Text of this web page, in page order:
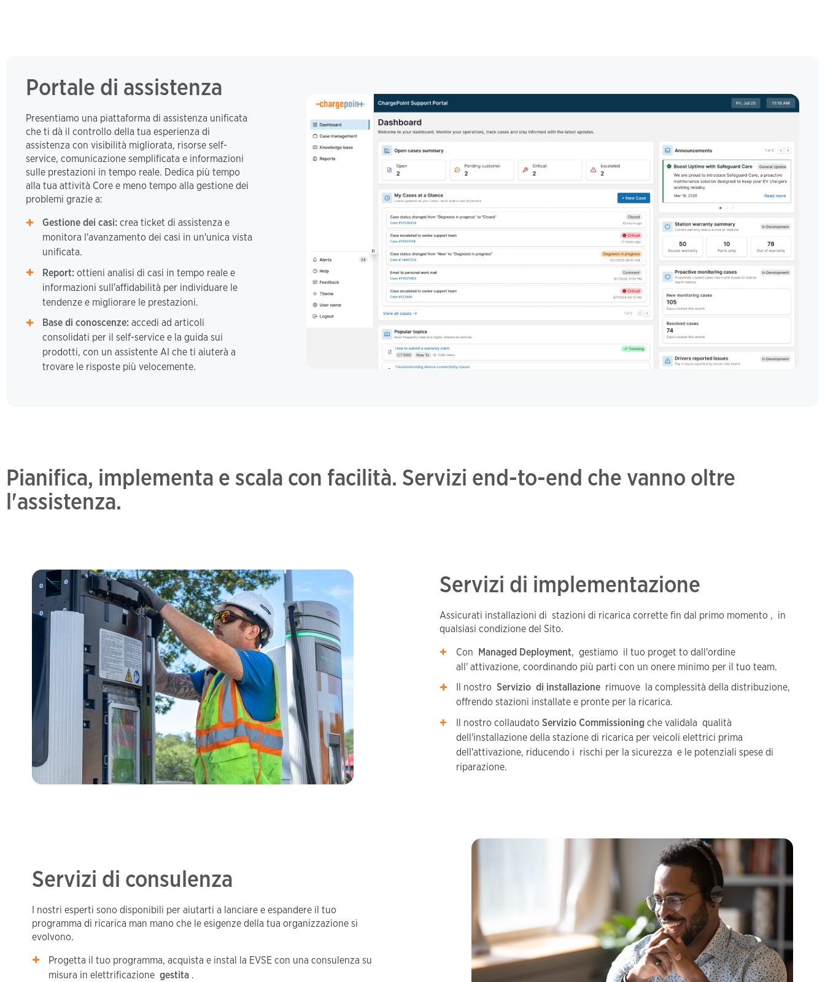
Portale di assistenza
Presentiamo una piattaforma di assistenza unificata
che ti dà il controllo della tua esperienza di
assistenza con visibilità migliorata, risorse self-
service, comunicazione semplificata e informazioni
sulle prestazioni in tempo reale. Dedica più tempo
alla tua attività Core e meno tempo alla gestione dei
problemi grazie a:
Gestione dei casi:crea ticket di assistenza e
monitora l'avanzamento dei casi in un'unica vista
unificata.
Report:ottieni analisi di casi in tempo reale e
informazioni sull'affidabilità per individuare le
tendenze e migliorare le prestazioni.
Base di conoscenze:accedi ad articoli
consolidati per il self-service e la guida sui
prodotti, con un assistente AI che ti aiuterà a
trovare le risposte più velocemente.
Pianifica, implementa e scala con facilità. Servizi end-to-end che vanno oltre
l'assistenza.
Servizi di implementazione
Assicurati installazioni di stazioni di ricarica corrette fin dal primo momento , in
qualsiasi condizione del Sito.
Con Managed Deployment, gestiamo il tuo proget to dall'ordine
all' attivazione, coordinando più parti con un onere minimo per il tuo team.
Il nostroServizio di installazione rimuove la complessità della distribuzione,
offrendo stazioni installate e pronte per la ricarica.
Il nostro collaudatoServizio Commissioning che validala qualità
dell'installazione della stazione di ricarica per veicoli elettrici prima
dell'attivazione, riducendo i rischi per la sicurezza e le potenziali spese di
riparazione.
Servizi di consulenza
I nostri esperti sono disponibili per aiutarti a lanciare e espandere il tuo
programma di ricarica man mano che le esigenze della tua organizzazione si
evolvono.
Progetta il tuo programma, acquista e instal la EVSE con una consulenza su
misura in elettrificazionegestita .